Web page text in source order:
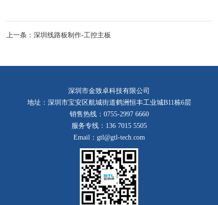
上一条：深圳线路板制作-工控主板
深圳市金致卓科技有限公司
地址：深圳市宝安区航城街道鹤洲恒丰工业城B11栋6层
销售热线：0755-2997 6660
服务专线：136 7015 5505
Email：gtl@gtl-tech.com